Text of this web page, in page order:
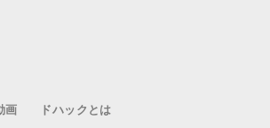
画 ドハックとは